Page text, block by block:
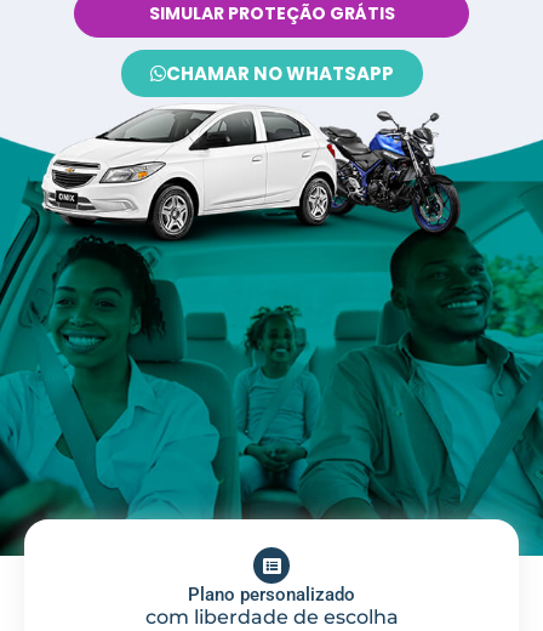
SIMULAR PROTEÇÃO GRÁTIS
CHAMAR NO WHATSAPP
Plano personalizado
com liberdade de escolha